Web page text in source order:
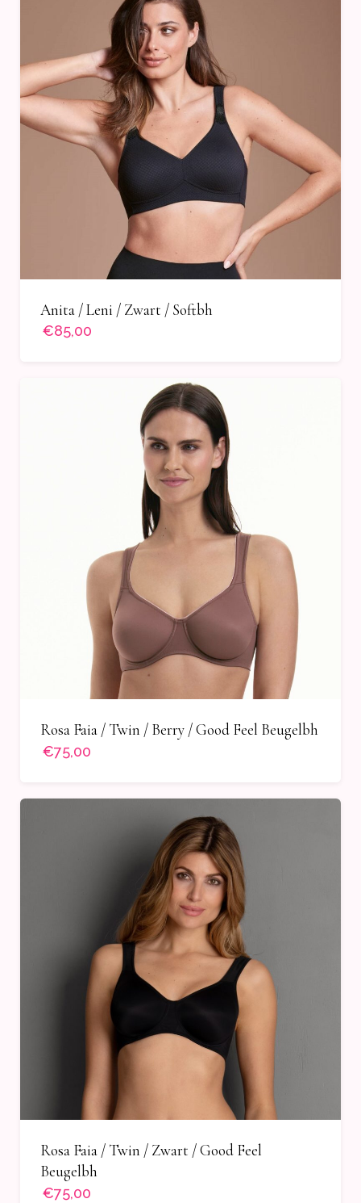
Anita / Leni / Zwart / Softbh
€85,00
Rosa Faia / Twin / Berry / Good Feel Beugelbh
€75,00
Rosa Faia / Twin / Zwart / Good Feel
Beugelbh
€75,00